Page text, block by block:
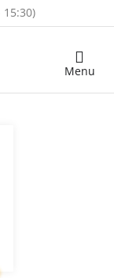
Nákupný